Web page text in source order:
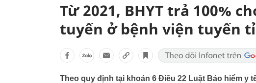
Từ 2021, BHYT trả 100%
tuyến ở bệnh viện tuyến
Theo quy định tại khoản 6 Điều 22 Luật Bảo hiểm y